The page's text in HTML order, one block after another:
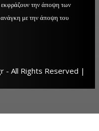
εκφράζουν την άποψη των
ανάγκη με την άποψη του
- All Rights Reserved |